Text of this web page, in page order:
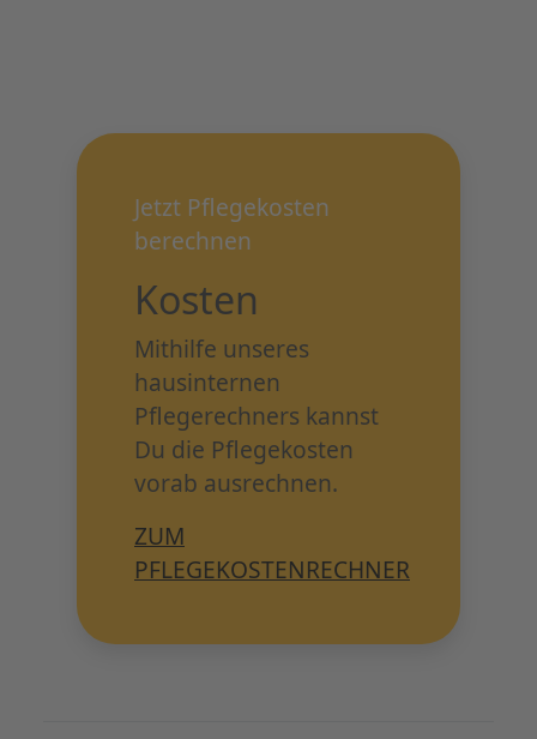
Jetzt Pflegekosten
berechnen
Kosten
Mithilfe unseres
hausinternen
Pflegerechners kannst
Du die Pflegekosten
vorab ausrechnen.
ZUM
PFLEGEKOSTENRECHNER